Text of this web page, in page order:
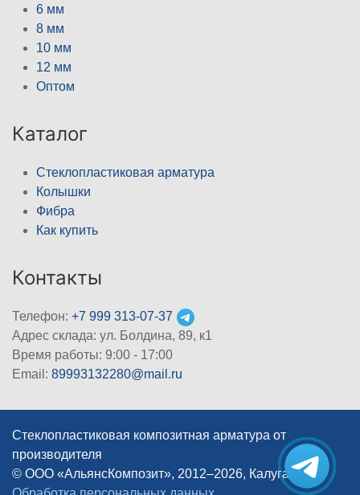
6 мм
8 мм
10 мм
12 мм
Оптом
Каталог
Стеклопластиковая арматура
Колышки
Фибра
Как купить
Контакты
Телефон: +7 999 313-07-37
Адрес склада: ул. Болдина, 89, к1
Время работы: 9:00 - 17:00
Email: 89993132280@mail.ru
Стеклопластиковая композитная арматура от
производителя
© ООО «АльянсКомпозит», 2012–2026, Калуга
|